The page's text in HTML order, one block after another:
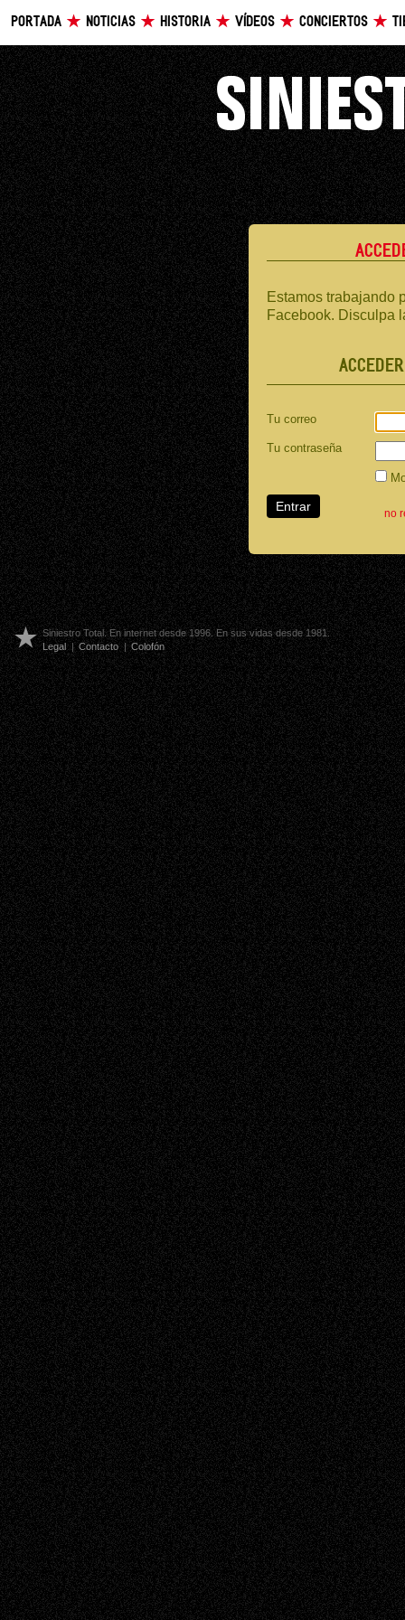
PORTADA NOTICIAS HISTORIA VÍDEOS CONCIERTOS
Estamos trabajando
Facebook. Disculpa
Tu correo
Tu contraseña
no
Siniestro Total. En internet desde 1996. En sus vidas desde 1981.
Legal | Contacto | Colofón